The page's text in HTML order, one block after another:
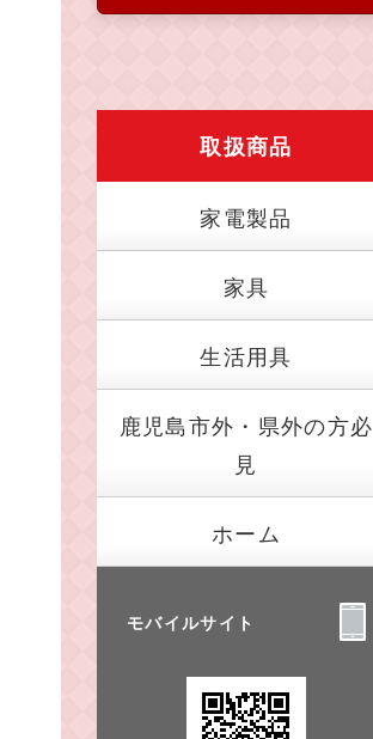
取扱商品
家電製品
家具
生活用具
鹿児島市外・県外の方必
見
ホーム
モバイルサイト